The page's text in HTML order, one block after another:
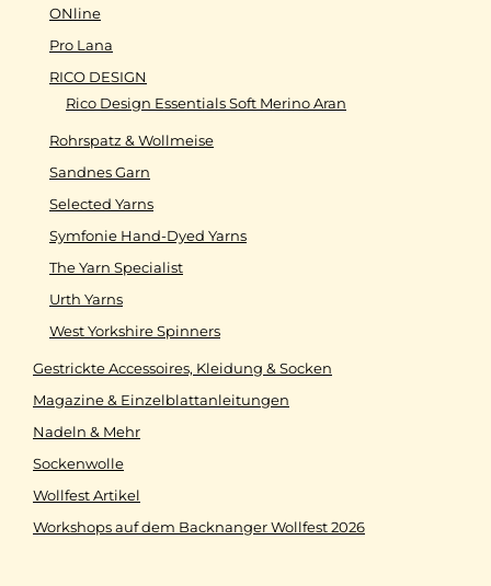
ONline
Pro Lana
RICO DESIGN
Rico Design Essentials Soft Merino Aran
Rohrspatz & Wollmeise
Sandnes Garn
Selected Yarns
Symfonie Hand-Dyed Yarns
The Yarn Specialist
Urth Yarns
West Yorkshire Spinners
Gestrickte Accessoires, Kleidung & Socken
Magazine & Einzelblattanleitungen
Nadeln & Mehr
Sockenwolle
Wollfest Artikel
Workshops auf dem Backnanger Wollfest 2026